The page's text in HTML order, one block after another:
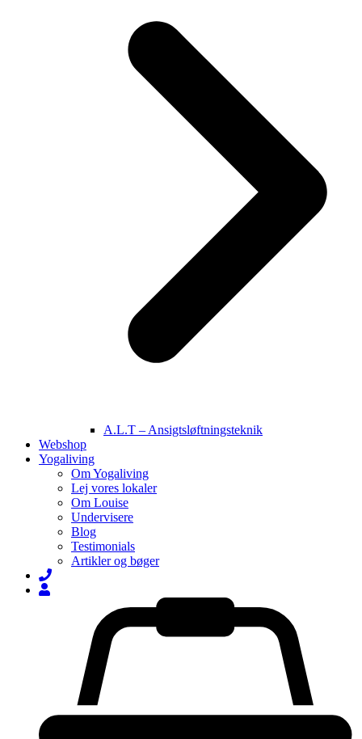
A.L.T – Ansigtsløftningsteknik
Webshop
Yogaliving
Om Yogaliving
Lej vores lokaler
Om Louise
Undervisere
Blog
Testimonials
Artikler og bøger